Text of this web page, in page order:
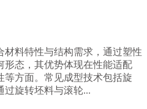
料特性与结构需求，通过塑性
形态，其优势体现在性能适配
方面。常见成型技术包括旋
过旋转坯料与滚轮...